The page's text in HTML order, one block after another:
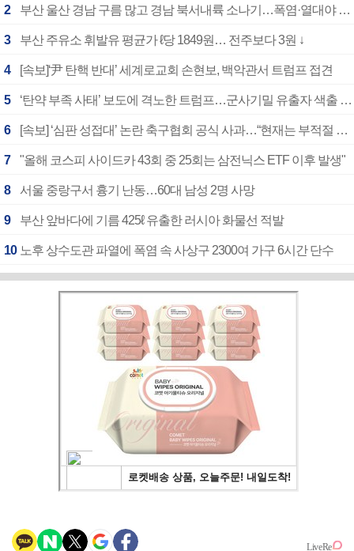
2 부산 울산 경남 구름 많고 경남 북서내륙 소나기…폭염·열대야 계속
3 부산 주유소 휘발유 평균가 ℓ당 1849원… 전주보다 3원 ↓
4 [속보]‘尹 탄핵 반대’ 세계로교회 손현보, 백악관서 트럼프 접견
5 ‘탄약 부족 사태’ 보도에 격노한 트럼프…군사기밀 유출자 색출 지시
6 [속보] ‘심판 성접대’ 논란 축구협회 공식 사과…“현재는 부적절 행위 없어”
7 "올해 코스피 사이드카 43회 중 25회는 삼전닉스 ETF 이후 발생"
8 서울 중랑구서 흉기 난동…60대 남성 2명 사망
9 부산 앞바다에 기름 425ℓ 유출한 러시아 화물선 적발
10 노후 상수도관 파열에 폭염 속 사상구 2300여 가구 6시간 단수